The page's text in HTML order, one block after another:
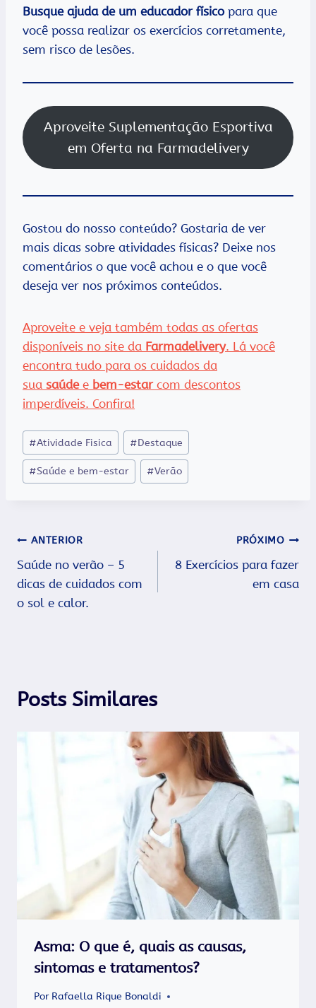
Busque ajuda de um educador físicopara que
você possa realizar os exercícios corretamente,
sem risco de lesões.
Aproveite Suplementação Esportiva
em Oferta na Farmadelivery
Gostou do nosso conteúdo? Gostaria de ver
mais dicas sobre atividades físicas? Deixe nos
comentários o que você achou e o que você
deseja ver nos próximos conteúdos.
Aproveite e veja também todas as ofertas
disponíveis no site da Farmadelivery. Lá você
encontra tudo para os cuidados da
sua saúde e bem-estarcom descontos
imperdíveis. Confira!
Tags
do
Post:
#Atividade Fisica #Destaque
#Saúde e bem-estar #Verão
Navegação
de
Post
ANTERIOR
Saúde no verão – 5
dicas de cuidados com
o sol e calor.
PRÓXIMO
8 Exercícios para fazer
em casa
Posts Similares
Asma: O que é, quais as causas,
sintomas e tratamentos?
Por Rafaella Rique Bonaldi